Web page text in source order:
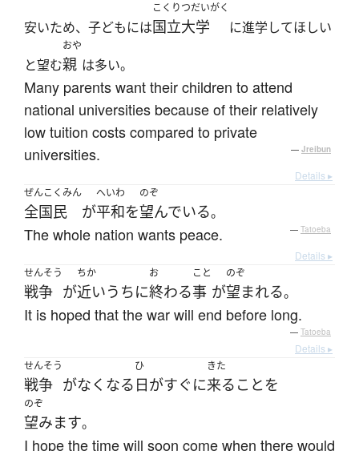
安いため、子どもには
こくりつだいがく
国立大学 に進学してほしい
と望む
おや
親 は多い。
Many parents want their children to attend
national universities because of their relatively
low tuition costs compared to private
universities.
— Jreibun
Details ▸
ぜんこくみん
全国民 が
へいわ
平和を
のぞ
望んでいる。
The whole nation wants peace. — Tatoeba
Details ▸
せんそう
戦争 が
ちか
近いうちに
お
終わる
こと
事 が
のぞ
望まれる。
It is hoped that the war will end before long.
— Tatoeba
Details ▸
せんそう
戦争 がなくなる
ひ
日がすぐに
きた
来る ことを
のぞ
望みます。
I hope the time will soon come when there would